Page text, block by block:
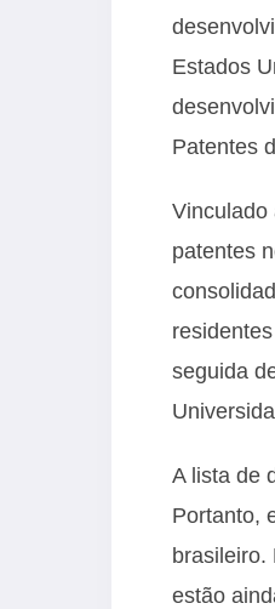
Estados
Patentes
Vinculado
patentes
seguida
A lista de
Portanto,
brasileiro.
estão